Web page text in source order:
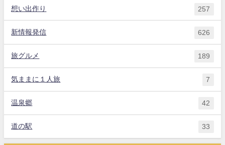
想い出作り 257
新情報発信 626
旅グルメ 189
気ままに１人旅 7
温泉郷 42
道の駅 33